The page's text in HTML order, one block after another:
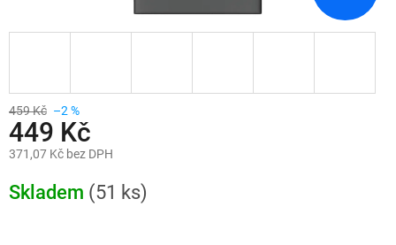
459 Kč –2 %
449 Kč
371,07 Kč bez DPH
cena:
Skladem (51 ks)